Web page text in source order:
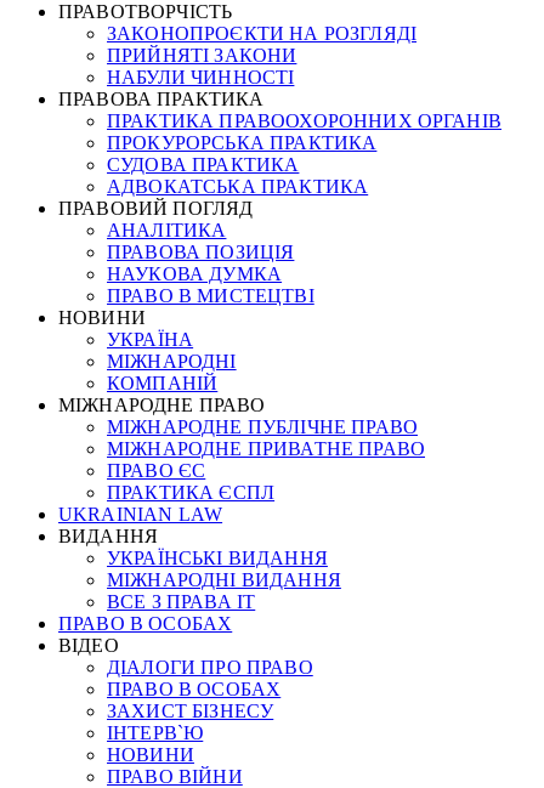
ПРАВОТВОРЧІСТЬ
ЗАКОНОПРОЄКТИ НА РОЗГЛЯДІ
ПРИЙНЯТІ ЗАКОНИ
НАБУЛИ ЧИННОСТІ
ПРАВОВА ПРАКТИКА
ПРАКТИКА ПРАВООХОРОННИХ ОРГАНІВ
ПРОКУРОРСЬКА ПРАКТИКА
СУДОВА ПРАКТИКА
АДВОКАТСЬКА ПРАКТИКА
ПРАВОВИЙ ПОГЛЯД
АНАЛІТИКА
ПРАВОВА ПОЗИЦІЯ
НАУКОВА ДУМКА
ПРАВО В МИСТЕЦТВІ
НОВИНИ
УКРАЇНА
МІЖНАРОДНІ
КОМПАНІЙ
МІЖНАРОДНЕ ПРАВО
МІЖНАРОДНЕ ПУБЛІЧНЕ ПРАВО
МІЖНАРОДНЕ ПРИВАТНЕ ПРАВО
ПРАВО ЄС
ПРАКТИКА ЄСПЛ
UKRAINIAN LAW
ВИДАННЯ
УКРАЇНСЬКІ ВИДАННЯ
МІЖНАРОДНІ ВИДАННЯ
ВСЕ З ПРАВА ІТ
ПРАВО В ОСОБАХ
ВІДЕО
ДІАЛОГИ ПРО ПРАВО
ПРАВО В ОСОБАХ
ЗАХИСТ БІЗНЕСУ
ІНТЕРВ`Ю
НОВИНИ
ПРАВО ВІЙНИ